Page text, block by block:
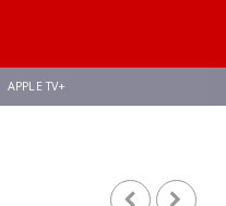
APPLE TV+